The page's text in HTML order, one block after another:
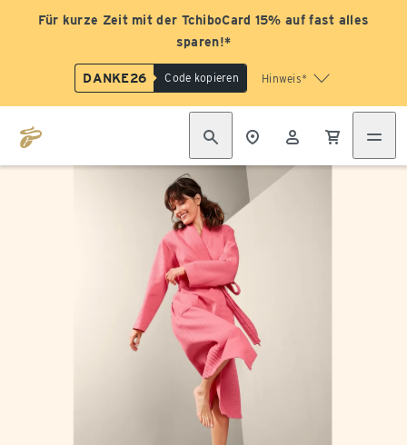
Für kurze Zeit mit der TchiboCard 15% auf fast alles
sparen!*
DANKE26 Code kopieren Hinweis*